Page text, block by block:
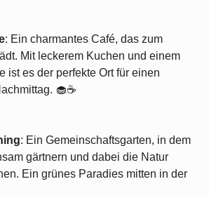
: Ein charmantes Café, das zum
Mit leckerem Kuchen und einem
ist es der perfekte Ort für einen
🧁☕️
: Ein Gemeinschaftsgarten, in dem
gärtnern und dabei die Natur
Ein grünes Paradies mitten in der